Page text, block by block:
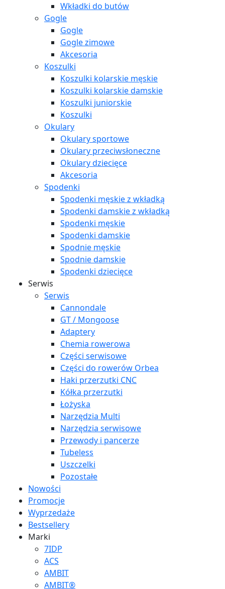
Wkładki do butów
Gogle
Gogle
Gogle zimowe
Akcesoria
Koszulki
Koszulki kolarskie męskie
Koszulki kolarskie damskie
Koszulki juniorskie
Koszulki
Okulary
Okulary sportowe
Okulary przeciwsłoneczne
Okulary dziecięce
Akcesoria
Spodenki
Spodenki męskie z wkładką
Spodenki damskie z wkładką
Spodenki męskie
Spodenki damskie
Spodnie męskie
Spodnie damskie
Spodenki dziecięce
Serwis
Serwis
Cannondale
GT / Mongoose
Adaptery
Chemia rowerowa
Części serwisowe
Części do rowerów Orbea
Haki przerzutki CNC
Kółka przerzutki
Łożyska
Narzędzia Multi
Narzędzia serwisowe
Przewody i pancerze
Tubeless
Uszczelki
Pozostałe
Nowości
Promocje
Wyprzedaże
Bestsellery
Marki
7IDP
ACS
AMBIT
AMBIT®